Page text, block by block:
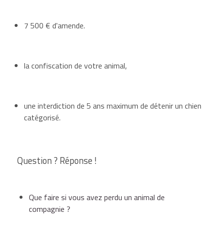
7 500 € d'amende.
la confiscation de votre animal,
une interdiction de 5 ans maximum de détenir un chien
catégorisé.
Question ? Réponse !
Que faire si vous avez perdu un animal de
compagnie ?